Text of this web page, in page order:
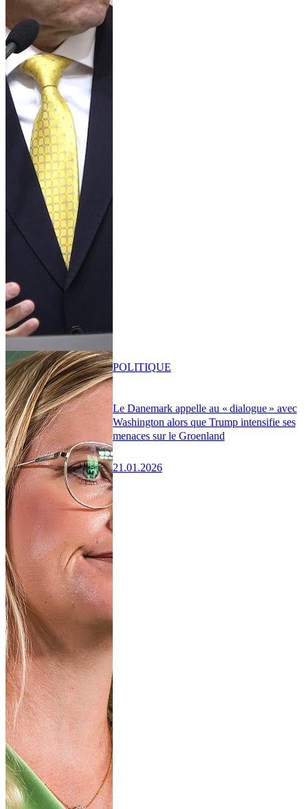
Le Danemark appelle au « dialogue » avec
Washington alors que Trump intensifie ses
menaces sur le Groenland
21.01.2026
POLITIQUE